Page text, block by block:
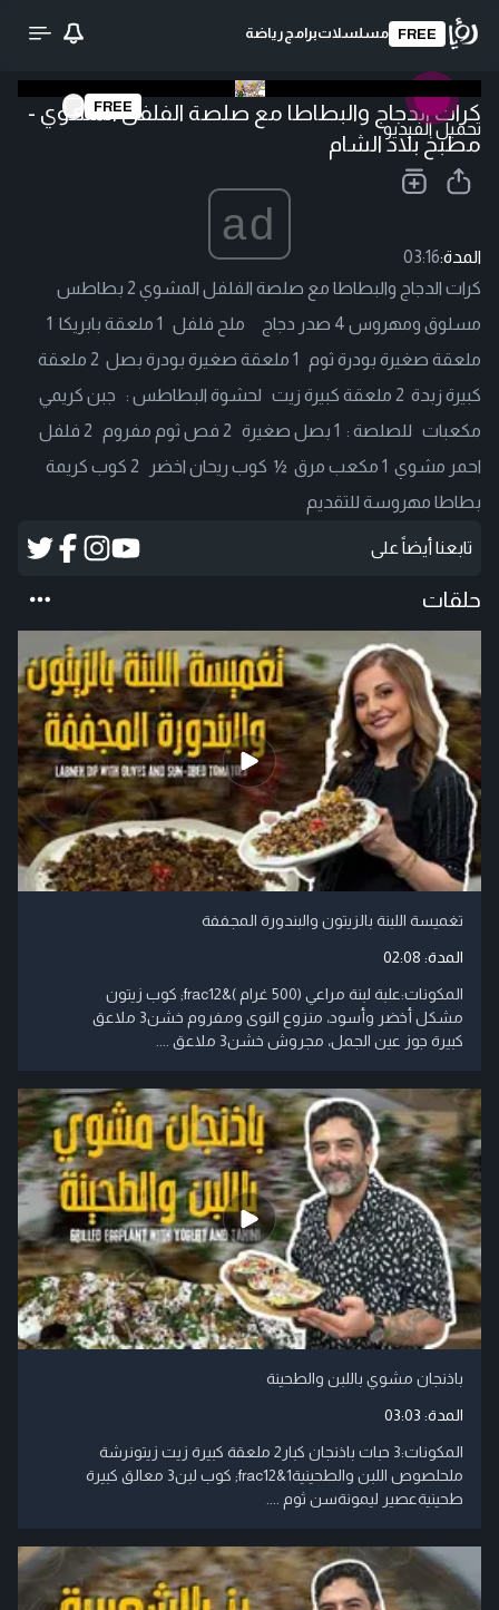
FREE مسلسلاتبرامج رياضة
تحميل الفيديو
FREE
كرات الدجاج والبطاطا مع صلصة الفلفل المشوي -
مطبخ بلاد الشام
ad
المدة:03:16
كرات الدجاج والبطاطا مع صلصة الفلفل المشوي 2 بطاطس
مسلوق ومهروس 4 صدر دجاج ملح فلفل 1 ملعقة بابريكا 1
ملعقة صغيرة بودرة ثوم 1 ملعقة صغيرة بودرة بصل 2 ملعقة
كبيرة زبدة 2 ملعقة كبيرة زيت لحشوة البطاطس : جبن كريمي
مكعبات للصلصة : 1 بصل صغيرة 2 فص ثوم مفروم 2 فلفل
احمر مشوي 1 مكعب مرق ½ كوب ريحان اخضر 2 كوب كريمة
بطاطا مهروسة للتقديم
تابعنا أيضاً على
حلقات
تغميسة اللبنة بالزيتون والبندورة المجففة
المدة: 02:08
المكونات:علبة لبنة مراعي (500 غرام )&frac12; كوب زيتون
مشكل أخضر وأسود، منزوع النوى ومفروم خشن3 ملاعق
كبيرة جوز عين الجمل، مجروش خشن3 ملاعق ....
باذنجان مشوي باللبن والطحينة
المدة: 03:03
المكونات:3 حبات باذنجان كبار2 ملعقة كبيرة زيت زيتونرشة
ملحلصوص اللبن والطحينية1&frac12; كوب لبن3 معالق كبيرة
طحينيةعصير ليمونةسن ثوم ....